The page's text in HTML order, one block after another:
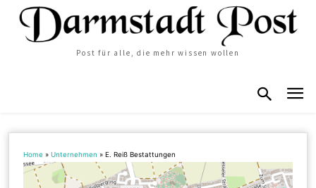
Post für alle, die mehr wissen wollen
Home »Unternehmen »E. Reiß Bestattungen